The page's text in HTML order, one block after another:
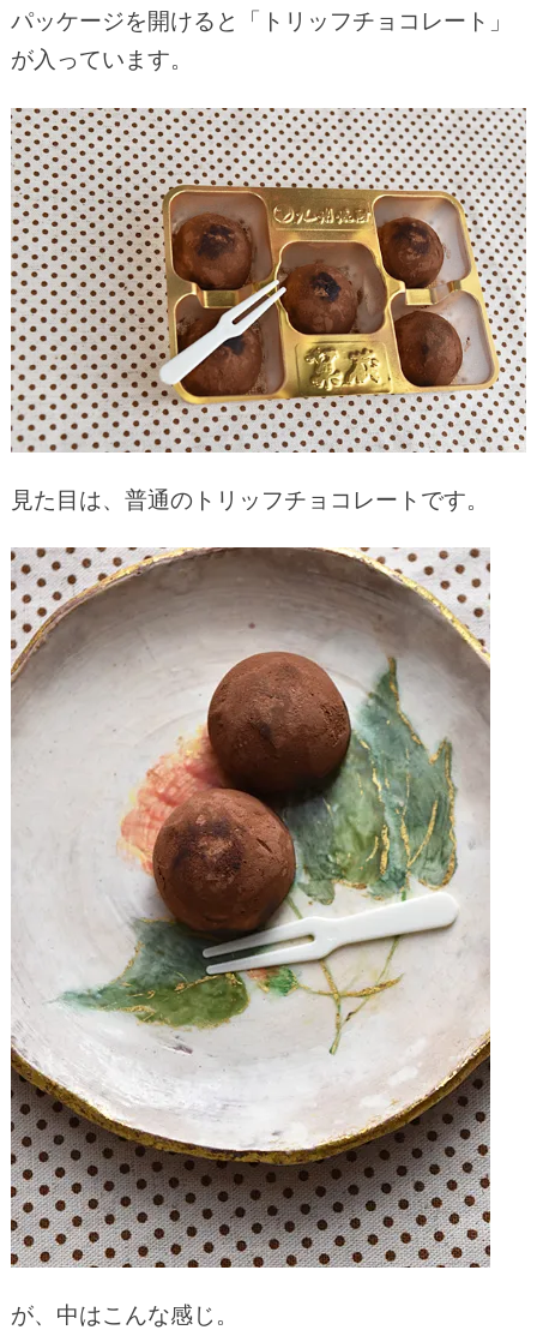
パッケージを開けると「トリッフチョコレート」
が入っています。
見た目は、普通のトリッフチョコレートです。
が、中はこんな感じ。